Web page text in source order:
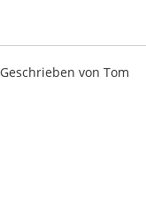
Geschrieben von Tom